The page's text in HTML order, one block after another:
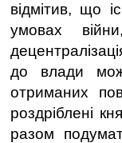
відмітив, що
умовах
до влади
отриманих
роздріблені
разом